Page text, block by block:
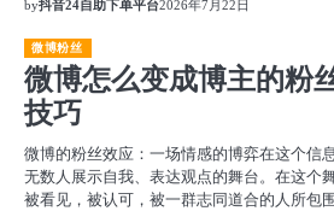
by抖音24自助下单平台2026年7月22日
微博粉丝
微博怎么变成博主的粉
技巧
微博的粉丝效应：一场情感的博弈在这个信
无数人展示自我、表达观点的舞台。在这个
被看见，被认可，被一群志同道合的人所包